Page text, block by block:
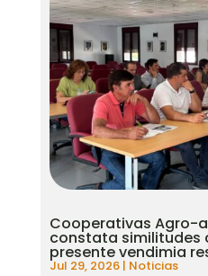
Cooperativas Agro-
constata similitudes
presente vendimia
Jul 29, 2026| Noticias